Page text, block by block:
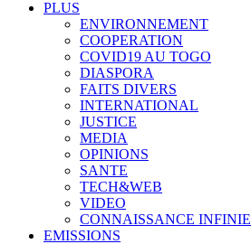
PLUS
ENVIRONNEMENT
COOPERATION
COVID19 AU TOGO
DIASPORA
FAITS DIVERS
INTERNATIONAL
JUSTICE
MEDIA
OPINIONS
SANTE
TECH&WEB
VIDEO
CONNAISSANCE INFINIE
EMISSIONS